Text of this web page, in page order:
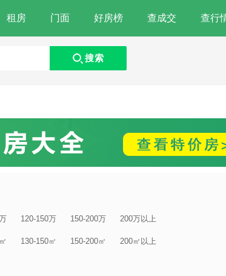
租房 门面 好房榜 查成交 查行
搜索
120-150万 150-200万 200万以上
130-150㎡ 150-200㎡ 200㎡以上